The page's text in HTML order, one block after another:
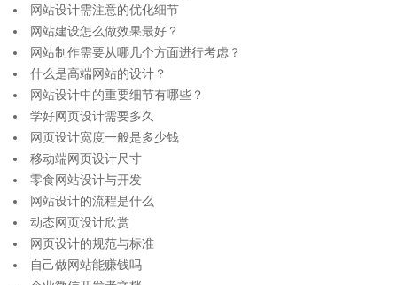
网站设计需注意的优化细节
网站建设怎么做效果最好？
网站制作需要从哪几个方面进行考虑？
什么是高端网站的设计？
网站设计中的重要细节有哪些？
学好网页设计需要多久
网页设计宽度一般是多少钱
移动端网页设计尺寸
零食网站设计与开发
网站设计的流程是什么
动态网页设计欣赏
网页设计的规范与标准
自己做网站能赚钱吗